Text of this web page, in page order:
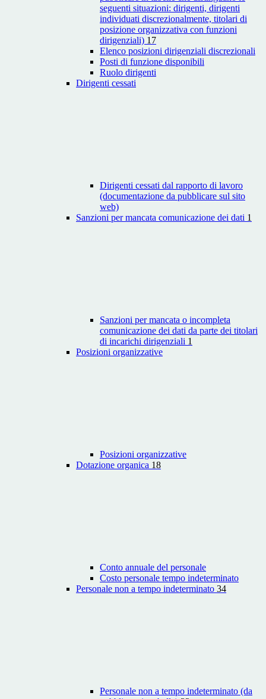
seguenti situazioni: dirigenti, dirigenti
individuati discrezionalmente, titolari di
posizione organizzativa con funzioni
dirigenziali) 17
Elenco posizioni dirigenziali discrezionali
Posti di funzione disponibili
Ruolo dirigenti
Dirigenti cessati
Dirigenti cessati dal rapporto di lavoro
(documentazione da pubblicare sul sito
web)
Sanzioni per mancata comunicazione dei dati 1
Sanzioni per mancata o incompleta
comunicazione dei dati da parte dei titolari
di incarichi dirigenziali 1
Posizioni organizzative
Posizioni organizzative
Dotazione organica 18
Conto annuale del personale
Costo personale tempo indeterminato
Personale non a tempo indeterminato 34
Personale non a tempo indeterminato (da